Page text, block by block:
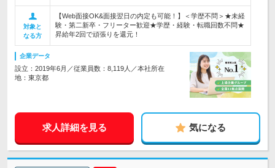
対象と
なる方
【Web面接OK&面接翌日の内定も可能！】＜学歴不問＞★未経
験・第二新卒・フリーター歓迎★学歴・経験・転職回数不問★
昇給年2回で頑張りを還元！
企業データ
設立：2019年6月／従業員数：8,119人／本社所在
地：東京都
求人詳細を見る 気になる